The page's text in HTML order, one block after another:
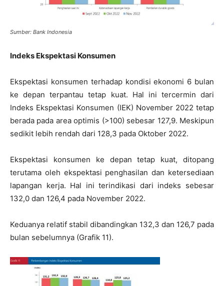
Sumber: Bank Indonesia
Indeks Ekspektasi Konsumen
Ekspektasi konsumen terhadap kondisi ekonomi 6 bulan
ke depan terpantau tetap kuat. Hal ini tercermin dari
Indeks Ekspektasi Konsumen (IEK) November 2022 tetap
berada pada area optimis (>100) sebesar 127,9. Meskipun
sedikit lebih rendah dari 128,3 pada Oktober 2022.
Ekspektasi konsumen ke depan tetap kuat, ditopang
terutama oleh ekspektasi penghasilan dan ketersediaan
lapangan kerja. Hal ini terindikasi dari indeks sebesar
132,0 dan 126,4 pada November 2022.
Keduanya relatif stabil dibandingkan 132,3 dan 126,7 pada
bulan sebelumnya (Grafik 11).